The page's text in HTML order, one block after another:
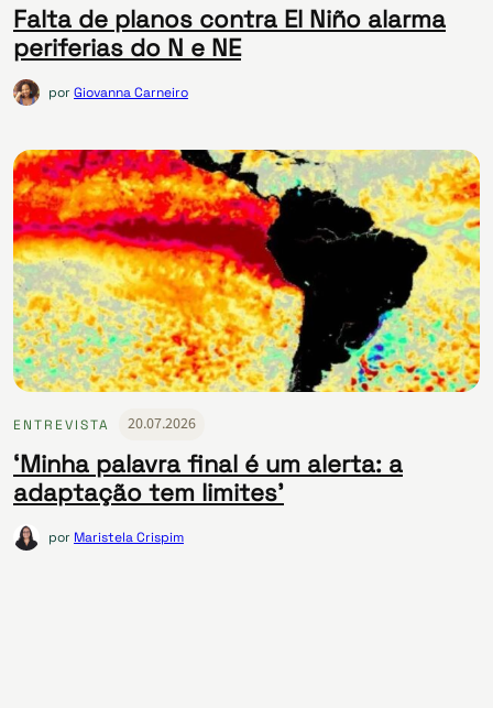
Falta de planos contra El Niño alarma
periferias do N e NE
porGiovanna Carneiro
ENTREVISTA 20.07.2026
‘Minha palavra final é um alerta: a
adaptação tem limites’
por Maristela Crispim